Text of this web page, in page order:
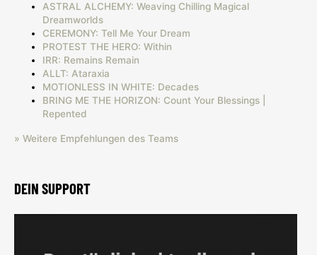
ASTRAL ALCHEMY: Weaving Chilling Magical
Dreamworlds
CEREMONY: Tell Me Your Dream
PROTEST THE HERO: Within
IRR: Remains Remain
ALLT: Ataraxia
MOTIONLESS IN WHITE: Decades
BRING ME THE HORIZON: Count Your Blessings |
Repented
» Weitere Empfehlungen des Teams
DEIN SUPPORT